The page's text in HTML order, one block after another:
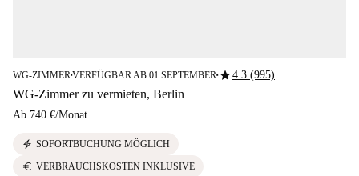
WG-ZIMMER■VERFÜGBAR AB 01 SEPTEMBER■star4.3 (995)
WG-Zimmer zu vermieten, Berlin
Ab 740 €/Monat
electric_bolt SOFORTBUCHUNG MÖGLICH
euro VERBRAUCHSKOSTEN INKLUSIVE